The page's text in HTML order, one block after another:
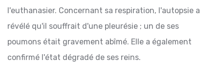
l'euthanasier. Concernant sa respiration, l'autopsie a
révélé qu'il souffrait d'une pleurésie ; un de ses
poumons était gravement abîmé. Elle a également
confirmé l'état dégradé de ses reins.